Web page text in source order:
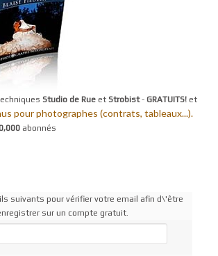
Studio de Rue et Strobist- GRATUITS! et
pour photographes (contrats, tableaux...).
abonnés
suivants pour vérifier votre email afin d\'être
sur un compte gratuit.